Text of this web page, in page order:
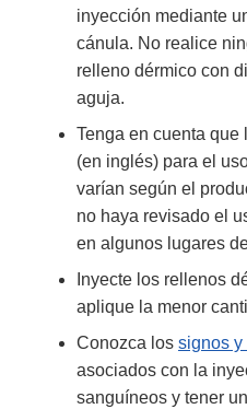
inyección mediante
cánula. No realice
relleno dérmico con
aguja.
Tenga en cuenta
(en inglés) para el
varían según el
no haya revisado el
en algunos lugares
Inyecte los rellenos
aplique la menor
Conozca los signos y
asociados con la
sanguíneos y tener